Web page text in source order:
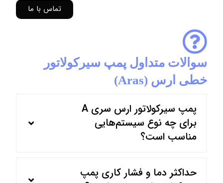
تماس با ما
سوالات متداول پمپ سیرکولاتور
خطی ارس (Aras)
پمپ سیرکولاتور ارس سری A
برای چه نوع سیستم‌هایی
مناسب است؟
حداکثر دما و فشار کاری پمپ